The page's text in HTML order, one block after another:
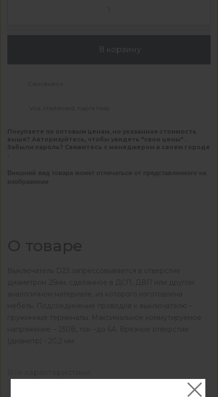
В корзину
Самовывоз
Visa, Mastercard, Карта Мир
Покупаете по оптовым ценам, но указанная стоимость
выше? Авторизуйтесь, чтобы увидеть "свои цены" .
Забыли пароль? Свяжитесь с менеджером в своем городе
Внешний вид товара может отличаться от представленного на
изображении
О товаре
Выключатель D23 запрессовывается в отверстие
диаметром 25мм, сделанное в ДСП, ДВП или другом
аналогичном материале, из которого изготовлена
мебель. Подсоединение проводов к выключателю –
пружинные терминалы. Максимальное коммутируемое
напряжение – 250В, ток –до 6А. Врезное отверстие
(диаметр) - 20,2 мм